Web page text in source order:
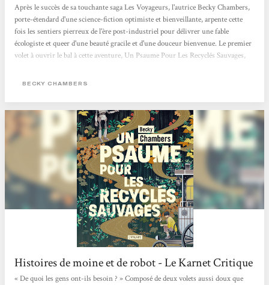
Après le succès de sa touchante saga Les Voyageurs, l'autrice Becky Chambers,
porte-étendard d'une science-fiction optimiste et bienveillante, arpente cette
fois les sentiers pierreux de l'ère post-industriel pour délivrer une fable
écologiste et queer d'une beauté gracile et d'une douceur bienvenue. Le premier
volet à ouvrir le bal à cette aventure, Un Psaume Pour Les Recyclés Sauvages,
n'a jamais été aussi bien représenté que sous la plume de Chambers. L'altérité
BECKY CHAMBERS
Histoires de moine et de robot - Le Karnet Critique
« De quoi les gens ont-ils besoin ? » Composé de deux volets aussi doux que